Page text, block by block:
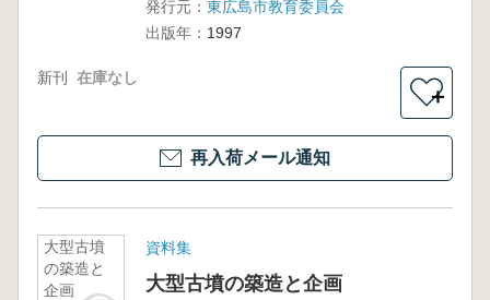
発行元： 東広島市教育委員会
出版年： 1997
新刊 在庫なし
＋
再入荷メール通知
大型古墳
の築造と
企画
資料集
大型古墳の築造と企画